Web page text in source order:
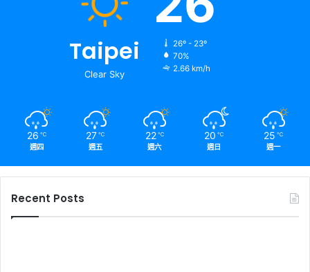
Taipei
Clear Sky
26º - 23º
70%
2.66 km/h
26 ℃
週四
27 ℃
週五
22 ℃
週六
20 ℃
週日
25 ℃
週一
Recent Posts